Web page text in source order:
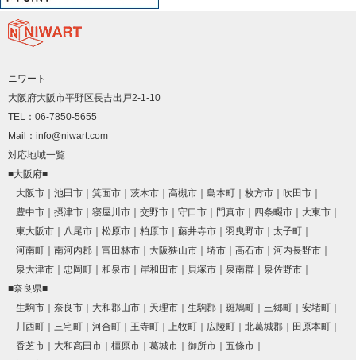
ニワート
大阪府大阪市平野区長吉出戸2-1-10
TEL：06-7850-5655
Mail：info@niwart.com
対応地域一覧
■大阪府■
大阪市
池田市 箕面市 茨木市 高槻市 島本町 枚方市
吹田市
豊中市
摂津市 寝屋川市 交野市 守口市 門真市 四条畷市
大東市
東大阪市
八尾市 松原市 柏原市 藤井寺市 羽曳野市
太子町
河南町
南河内郡 富田林市 大阪狭山市 堺市 高石市
河内長野市
泉大津市
忠岡町 和泉市 岸和田市 貝塚市 泉南群
泉佐野市
■奈良県■
生駒市
奈良市 大和郡山市 天理市 生駒郡 斑鳩町 三郷町
安堵町
川西町
三宅町 河合町 王寺町 上牧町 広陵町 北葛城郡
田原本町
香芝市
大和高田市 橿原市 葛城市 御所市
五條市